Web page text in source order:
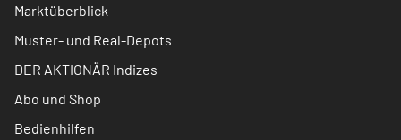
Marktüberblick
Muster- und Real-Depots
DER AKTIONÄR Indizes
Abo und Shop
Bedienhilfen